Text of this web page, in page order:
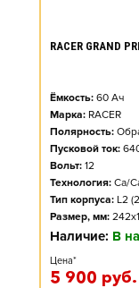
RACER GRAND
Ёмкость: 60 Ач
Марка: RACER
Полярность:
Пусковой ток:
Вольт: 12
Технология: Ca/
Тип корпуса: L2
Размер, мм:
Наличие: В
Цена*
5 900 руб.